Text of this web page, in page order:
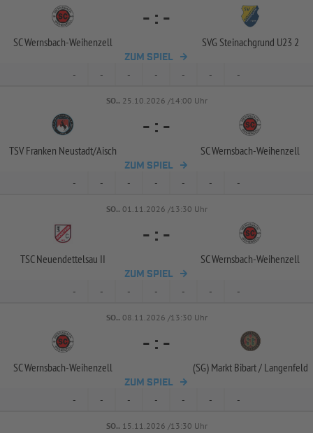
SC Wernsbach-Weihenzell
- : -
SVG Steinachgrund U23 2
ZUM SPIEL
- - - - - - -
SO.. 25.10.2026 /14:00 Uhr
TSV Franken Neustadt/Aisch
- : -
SC Wernsbach-Weihenzell
ZUM SPIEL
- - - - - - -
SO.. 01.11.2026 /13:30 Uhr
TSC Neuendettelsau II
- : -
SC Wernsbach-Weihenzell
ZUM SPIEL
- - - - - - -
SO.. 08.11.2026 /13:30 Uhr
SC Wernsbach-Weihenzell
- : -
(SG) Markt Bibart /Langenfeld
ZUM SPIEL
- - - - - - -
SO.. 15.11.2026 /13:30 Uhr